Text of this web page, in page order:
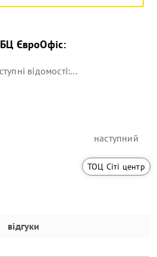
ЄвроОфіс:
відомості:...
наступний
ТОЦ Сіті центр
відгуки